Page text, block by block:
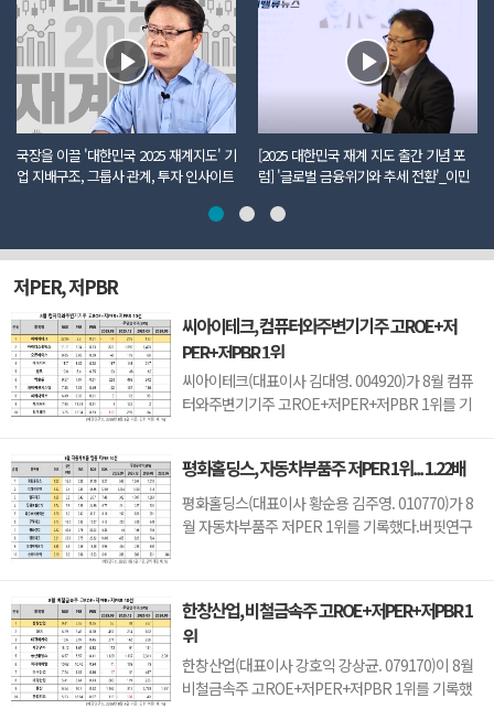
국장을 이끌 '대한민국 2025 재계지도' 기
업 지배구조, 그룹사 관계, 투자 인사이트
[2025 대한민국 재계 지도 출간 기념 포
럼] '글로벌 금융위기와 추세 전환'_이민
저PER, 저PBR
씨아이테크, 컴퓨터와주변기기주 고ROE+저
PER+저PBR 1위
씨아이테크(대표이사 김대영. 004920)가 8월 컴퓨
터와주변기기주 고ROE+저PER+저PBR 1위를 기
차지했으며, 아이디스홀딩스(054800), 오픈베이스
(049480), 아이디피(332370)가 뒤를 이었다.씨아이
테크는 지난 1분기 매출액 66억원, 영업손실 15억원
평화홀딩스, 자동차부품주 저PER 1위... 1.22배
평화홀딩스(대표이사 황순용 김주영. 010770)가 8
월 자동차부품주 저PER 1위를 기록했다.버핏연구
리티(018500)(1.74)가 뒤를 이었다.평화홀딩스는 1
분기 매출액 2251억원, 영업이익 123억원으로 전년
동기대비 ...
한창산업, 비철금속주 고ROE+저PER+저PBR 1
위
한창산업(대표이사 강호익 강상균. 079170)이 8월
비철금속주 고ROE+저PER+저PBR 1위를 기록했